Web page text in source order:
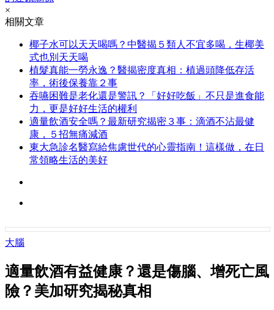
×
相關文章
椰子水可以天天喝嗎？中醫揭５類人不宜多喝，生椰美
式也別天天喝
植髮真能一勞永逸？醫揭密度真相：植過頭降低存活
率，術後保養靠２事
吞嚥困難是老化還是警訊？「好好吃飯」不只是進食能
力，更是好好生活的權利
適量飲酒安全嗎？最新研究揭密３事：滴酒不沾最健
康，５招無痛減酒
東大急診名醫寫給焦慮世代的心靈指南！這樣做，在日
常領略生活的美好
大腦
適量飲酒有益健康？還是傷腦、增死亡風
險？美加研究揭秘真相